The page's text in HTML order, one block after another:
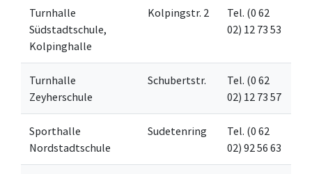
Turnhalle
Südstadtschule,
Kolpinghalle
Kolpingstr. 2
Tel. (0 62
02) 12 73 53
Turnhalle
Zeyherschule
Schubertstr.
Tel. (0 62
02) 12 73 57
Sporthalle
Nordstadtschule
Sudetenring
Tel. (0 62
02) 92 56 63